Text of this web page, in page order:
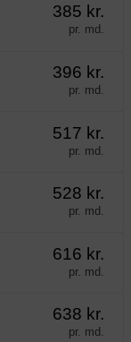
385 kr.
pr. md.
396 kr.
pr. md.
517 kr.
pr. md.
528 kr.
pr. md.
616 kr.
pr. md.
638 kr.
pr. md.